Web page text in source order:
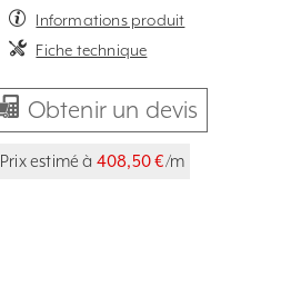
Informations produit
Fiche technique
Obtenir un devis
Prix estimé à 408,50 €/m